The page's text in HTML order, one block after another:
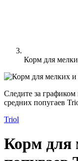
Корм для
Следите за
средних попугаев
Triol
Корм для